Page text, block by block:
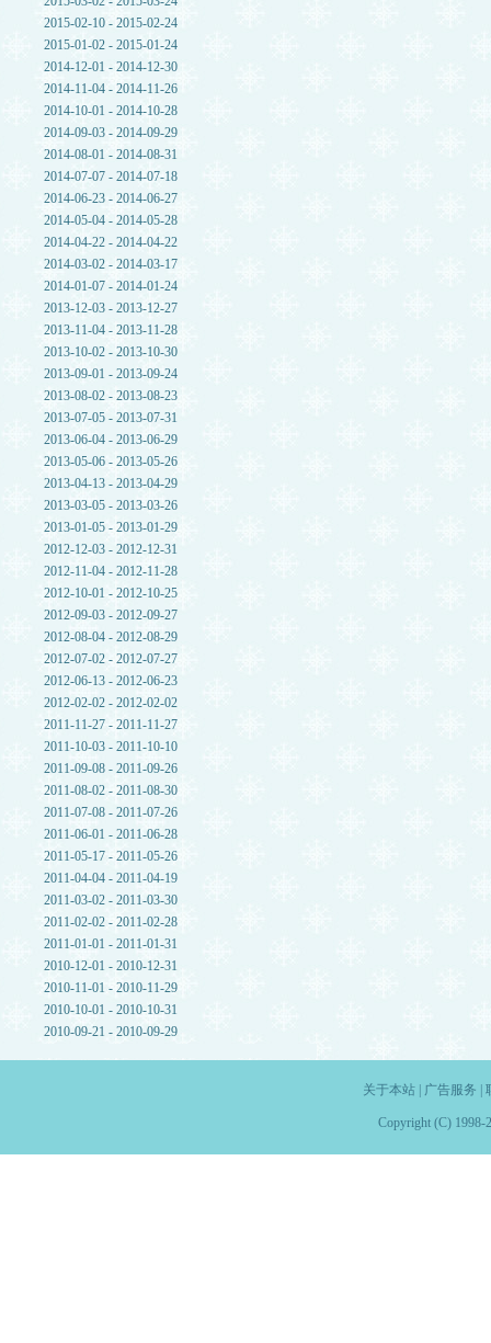
2015-02-10 - 2015-02-24
2015-01-02 - 2015-01-24
2014-12-01 - 2014-12-30
2014-11-04 - 2014-11-26
2014-10-01 - 2014-10-28
2014-09-03 - 2014-09-29
2014-08-01 - 2014-08-31
2014-07-07 - 2014-07-18
2014-06-23 - 2014-06-27
2014-05-04 - 2014-05-28
2014-04-22 - 2014-04-22
2014-03-02 - 2014-03-17
2014-01-07 - 2014-01-24
2013-12-03 - 2013-12-27
2013-11-04 - 2013-11-28
2013-10-02 - 2013-10-30
2013-09-01 - 2013-09-24
2013-08-02 - 2013-08-23
2013-07-05 - 2013-07-31
2013-06-04 - 2013-06-29
2013-05-06 - 2013-05-26
2013-04-13 - 2013-04-29
2013-03-05 - 2013-03-26
2013-01-05 - 2013-01-29
2012-12-03 - 2012-12-31
2012-11-04 - 2012-11-28
2012-10-01 - 2012-10-25
2012-09-03 - 2012-09-27
2012-08-04 - 2012-08-29
2012-07-02 - 2012-07-27
2012-06-13 - 2012-06-23
2012-02-02 - 2012-02-02
2011-11-27 - 2011-11-27
2011-10-03 - 2011-10-10
2011-09-08 - 2011-09-26
2011-08-02 - 2011-08-30
2011-07-08 - 2011-07-26
2011-06-01 - 2011-06-28
2011-05-17 - 2011-05-26
2011-04-04 - 2011-04-19
2011-03-02 - 2011-03-30
2011-02-02 - 2011-02-28
2011-01-01 - 2011-01-31
2010-12-01 - 2010-12-31
2010-11-01 - 2010-11-29
2010-10-01 - 2010-10-31
2010-09-21 - 2010-09-29
关于本站| 广告服务
Copyright (C) 1998-